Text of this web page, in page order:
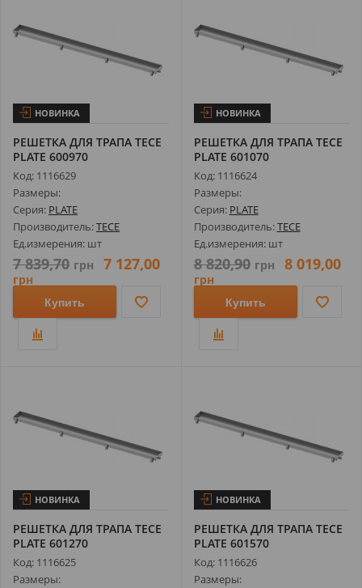
НОВИНКА
РЕШЕТКА ДЛЯ ТРАПА TECE
PLATE 600970
ПОЛИРОВАННАЯ ДЛЯ...
Код: 1116629
Размеры:
Серия: PLATE
Производитель:TECE
Ед.измерения: шт
7 839,70 грн 7 127,00
грн
Купить
НОВИНКА
РЕШЕТКА ДЛЯ ТРАПА TECE
PLATE 601070
ПОЛИРОВАННАЯ ДЛЯ...
Код: 1116624
Размеры:
Серия: PLATE
Производитель:TECE
Ед.измерения: шт
8 820,90 грн 8 019,00
грн
Купить
НОВИНКА
РЕШЕТКА ДЛЯ ТРАПА TECE
PLATE 601270
ПОЛИРОВАННАЯ ДЛЯ...
Код: 1116625
Размеры:
НОВИНКА
РЕШЕТКА ДЛЯ ТРАПА TECE
PLATE 601570
ПОЛИРОВАННАЯ ДЛЯ...
Код: 1116626
Размеры: